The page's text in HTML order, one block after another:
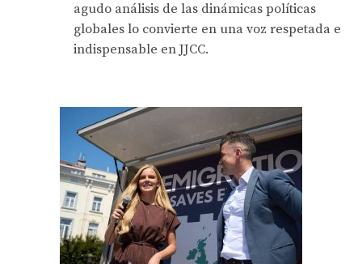
agudo análisis de las dinámicas políticas
globales lo convierte en una voz respetada e
indispensable en JJCC.